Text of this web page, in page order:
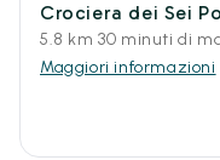
Crociera dei Sei
5.8 km 30 minuti di
Maggiori informazioni